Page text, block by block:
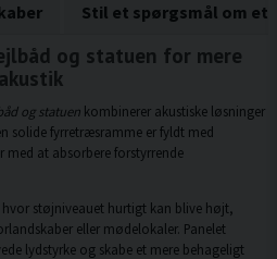
Stil et spørgsmål om et
og statuen for mere
og statuen kombinerer akustiske løsninger
solide fyrretræsramme er fyldt med
at absorbere forstyrrende
støjniveauet hurtigt kan blive højt,
eller mødelokaler. Panelet
lydstyrke og skabe et mere behageligt